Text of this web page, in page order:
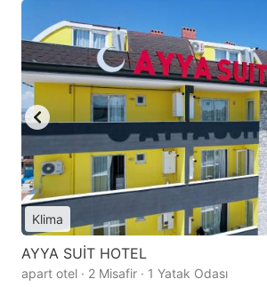
Klima
AYYA SUİT HOTEL
apart otel · 2 Misafir · 1 Yatak Odası